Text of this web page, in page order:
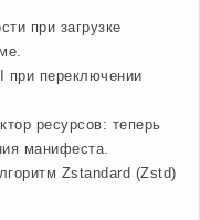
при загрузке
при переключении
ресурсов: теперь
манифеста.
Zstandard (Zstd)